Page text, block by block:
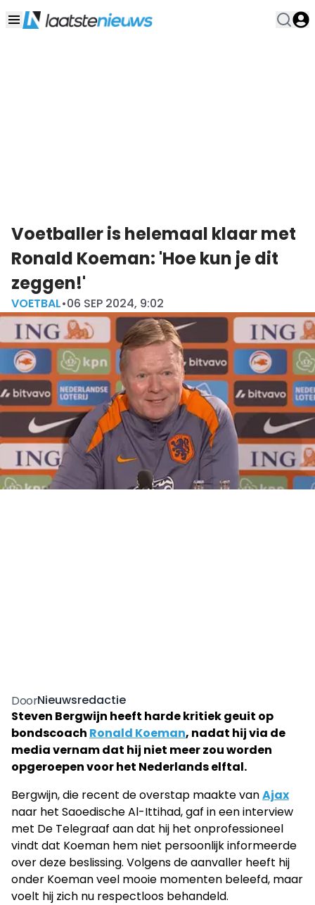
Voetballer is helemaal klaar met
Ronald Koeman: 'Hoe kun je dit
zeggen!'
VOETBAL•06 SEP 2024, 9:02
DoorNieuwsredactie
Steven Bergwijn heeft harde kritiek geuit op
bondscoach Ronald Koeman, nadat hij via de
media vernam dat hij niet meer zou worden
opgeroepen voor het Nederlands elftal.
Bergwijn, die recent de overstap maakte vanAjax
naar het Saoedische Al-Ittihad, gaf in een interview
met De Telegraaf aan dat hij het onprofessioneel
vindt dat Koeman hem niet persoonlijk informeerde
over deze beslissing. Volgens de aanvaller heeft hij
onder Koeman veel mooie momenten beleefd, maar
voelt hij zich nu respectloos behandeld.